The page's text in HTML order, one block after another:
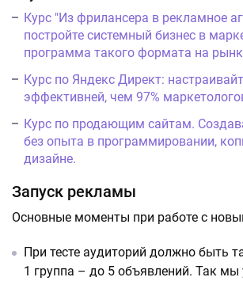
Курс "Из фрилансера в рекламное
постройте системный бизнес в
программа такого формата на
Курс по Яндекс Директ:
эффективней, чем 97%
Курс по продающим сайтам.
без опыта в программировании,
дизайне.
Запуск рекламы
Основные моменты при работе с
При тесте аудиторий должно быть
1 группа – до 5 объявлений. Так мы